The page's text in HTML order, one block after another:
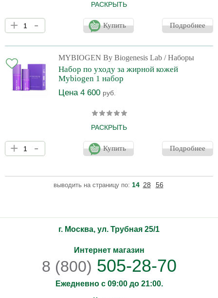
РАСКРЫТЬ
Набор сочетает Cleansing Gel «MGR» и Gel mist «MAGIC VEIL»
для эффективного очищения и глубокого увлажнения кожи.
Гель-гоммаж мягко удаляет омертвевшие клетки и загрязнения,
чувствительность и стимулирует микроциркуляцию. Регулярное
применение обеспечивает ровную текстуру кожи, уменьшение
пор, увлажнение и ощущение свежести на весь день. Подходит
для всех типов кожи, включая
+ - Купить Подробнее
MYBIOGEN By Biogenesis Lab / Наборы
Набор по уходу за жирной кожей
Mybiogen 1 набор
Цена 4 600 руб.
РАСКРЫТЬ
Набор Mybiogen для жирной и комбинированной кожи включает
активную сыворотку и легкий крем. Средства уменьшают
воспаления, выравнивают тон и сокращают следы постакне.
Набор по уходу за жирной и комбинированной кожей Mybiogen
создан для комплексного решения проблем жирности,
+ - Купить Подробнее
выводить на страницу по: 14 28 56
г. Москва, ул. Трубная 25/1
Интернет магазин
8 (800) 505-28-70
Ежедневно с 09:00 до 21:00.